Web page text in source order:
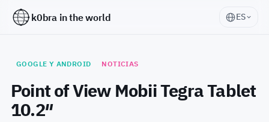
k0bra in the world ES
GOOGLE Y ANDROID NOTICIAS
Point of View Mobii Tegra Tablet
10.2″